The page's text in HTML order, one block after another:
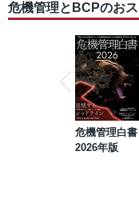
危機管理とBCPのお
危機管理白書
2026年版